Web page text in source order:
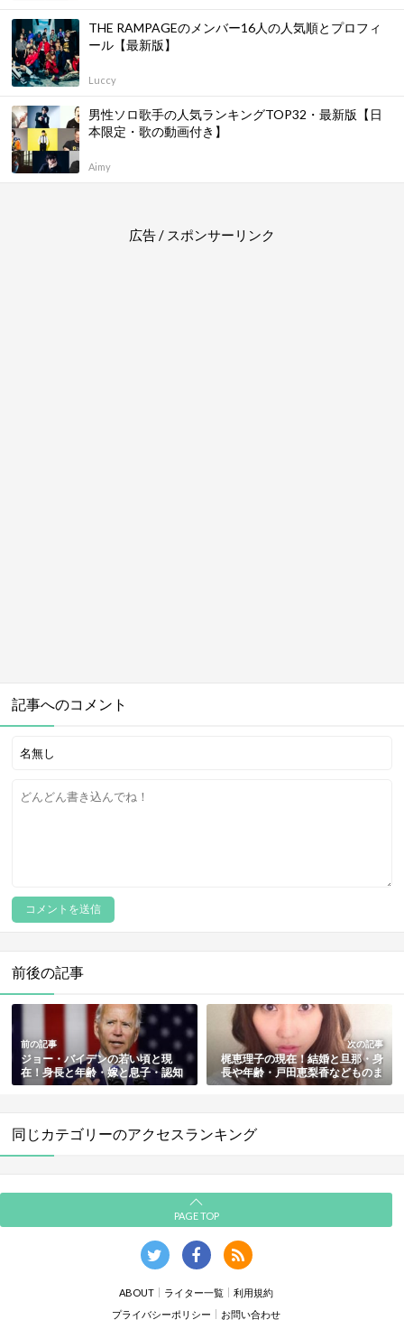
THE RAMPAGEのメンバー16人の人気順とプロフィ
ール【最新版】
Luccy
男性ソロ歌手の人気ランキングTOP32・最新版【日
本限定・歌の動画付き】
Aimy
広告 / スポンサーリンク
記事へのコメント
前後の記事
前の記事
ジョー・バイデンの若い頃と現
在！身長と年齢・嫁と息子・認知
症疑惑やスキャンダルまとめ
次の記事
梶恵理子の現在！結婚と旦那・身
長や年齢・戸田恵梨香などものま
ねメイクまとめ
同じカテゴリーのアクセスランキング
PAGE TOP
ABOUT ライター一覧
利用規約
プライバシーポリシー
お問い合わせ